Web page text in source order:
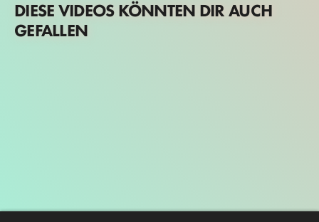
DIESE VIDEOS KÖNNTEN DIR AUCH
GEFALLEN